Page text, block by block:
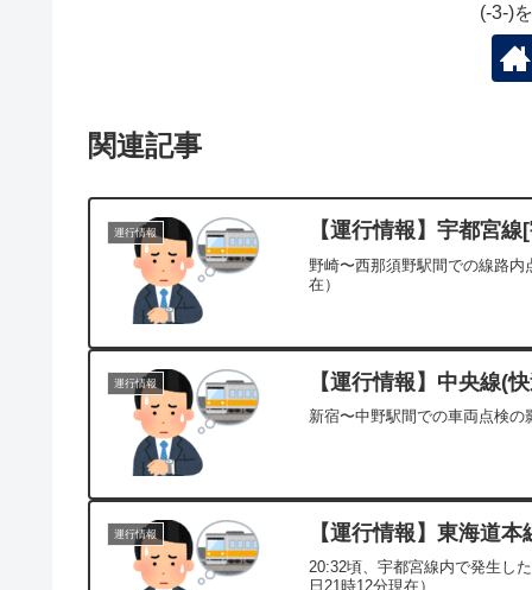
(-3-)
関連記事
運行情報 【運行情報】宇都宮
野崎〜西那須野駅間での線路
在）
運行情報 【運行情報】中央線(
新宿〜中野駅間での車両点検の
運行情報 【運行情報】東海道
20:32頃、宇都宮線内で発生し
日21時12分現在）